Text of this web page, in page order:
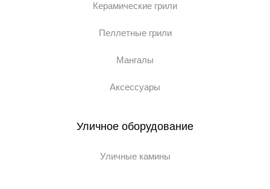
Керамические грили
Пеллетные грили
Мангалы
Аксессуары
Уличное оборудование
Уличные камины